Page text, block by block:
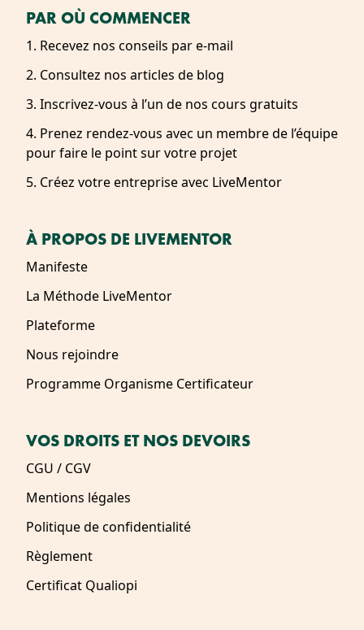
PAR OÙ COMMENCER
1. Recevez nos conseils par e-mail
2. Consultez nos articles de blog
3. Inscrivez-vous à l’un de nos cours gratuits
4. Prenez rendez-vous avec un membre de l’équipe
pour faire le point sur votre projet
5. Créez votre entreprise avec LiveMentor
À PROPOS DE LIVEMENTOR
Manifeste
La Méthode LiveMentor
Plateforme
Nous rejoindre
Programme Organisme Certificateur
VOS DROITS ET NOS DEVOIRS
CGU / CGV
Mentions légales
Politique de confidentialité
Règlement
Certificat Qualiopi